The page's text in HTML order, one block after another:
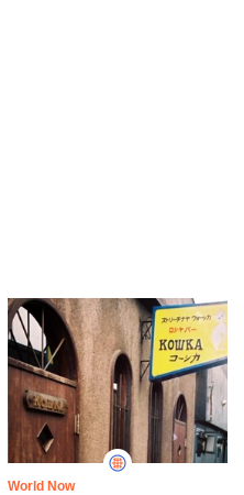
World Now